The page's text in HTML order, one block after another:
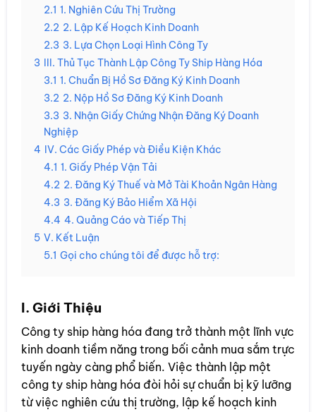
2.1 1. Nghiên Cứu Thị Trường
2.2 2. Lập Kế Hoạch Kinh Doanh
2.3 3. Lựa Chọn Loại Hình Công Ty
3
III. Thủ Tục Thành Lập Công Ty Ship Hàng Hóa
3.1 1. Chuẩn Bị Hồ Sơ Đăng Ký Kinh Doanh
3.2 2. Nộp Hồ Sơ Đăng Ký Kinh Doanh
3.3 3. Nhận Giấy Chứng Nhận Đăng Ký Doanh
Nghiệp
4 IV. Các Giấy Phép và Điều Kiện Khác
4.1 1. Giấy Phép Vận Tải
4.2 2. Đăng Ký Thuế và Mở Tài Khoản Ngân Hàng
4.3 3. Đăng Ký Bảo Hiểm Xã Hội
4.4 4. Quảng Cáo và Tiếp Thị
5 V. Kết Luận
5.1 Gọi cho chúng tôi để được hỗ trợ:
I. Giới Thiệu
Công ty ship hàng hóa đang trở thành một lĩnh vực
kinh doanh tiềm năng trong bối cảnh mua sắm trực
tuyến ngày càng phổ biến. Việc thành lập một
công ty ship hàng hóa đòi hỏi sự chuẩn bị kỹ lưỡng
từ việc nghiên cứu thị trường, lập kế hoạch kinh